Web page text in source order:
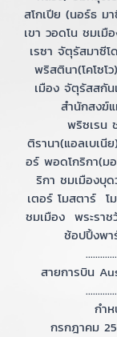
สโกเปีย (นอร์ธ ม
เขา วอดโน ชมเ
เรซา จัตุรัสมาซี
พริสตินา(โคโซ
เมือง จัตุรัสสกั
สำนักสงฆ์
พริซเรน
ติรานา(แอลเบเนี
อร์ พอดโกริกา(ม
ริกา ชมเมืองบุ
เตอร์ โมสตาร์ โ
ชมเมือง พระราช
ช้อปปิ้งพา
สายการบิน
กำ
กรกฎาคม